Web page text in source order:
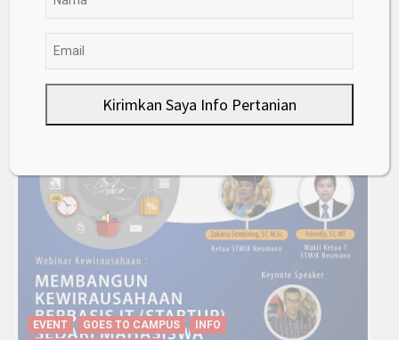
September 12, 2025 Pak Tani
Goes to Campus
EVENT GOES TO CAMPUS
INFO
Kirimkan Saya Info Pertanian